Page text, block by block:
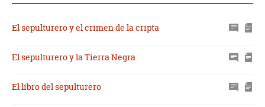
El sepulturero y el crimen de la cripta
El sepulturero y la Tierra Negra
El libro del sepulturero